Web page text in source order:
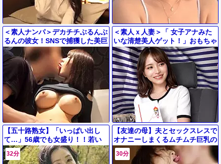
＜素人ナンパ＞デカチチぶるんぶ
るんの彼女！SNSで捕獲した美巨
乳ちゃんの顔にザー汁ぶっかけた
ったｗ＜ダイナマイトバディ＞
＜素人ｘ人妻＞「 女子アナみた
いな清楚美人ゲット！」おもちゃ
の快感に負けて恥じらいながら他
人チンポに陥落！
【五十路熟女】「いっぱい出し
て…」56歳でも女盛り！！若い
チ●ポをもフル勃起させてしまう
美しいおばさんがザーメン懇願！
32分
【友達の母】夫とセックスレスで
オナニーしまくるムチムチ巨乳の
51歳美熟女…息子の友人の絶倫
チンポで迫られて快楽で不倫墜ち
30分